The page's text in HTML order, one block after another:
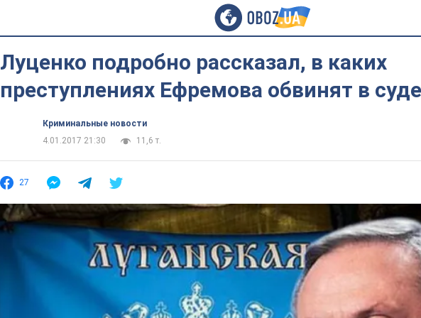
Луценко подробно рассказал, в каких
преступлениях Ефремова обвинят в суде
Криминальные новости
4.01.2017 21:30
11,6 т.
27